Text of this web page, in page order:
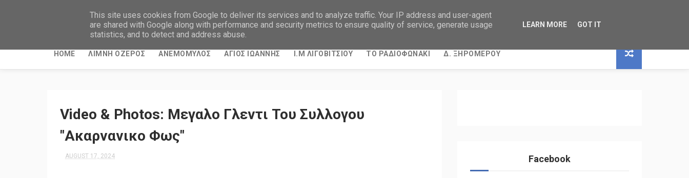
HOME ΛΙΜΝΗ ΟΖΕΡΟΣ ΑΝΕΜΟΜΥΛΟΣ ΑΓΙΟΣ ΙΩΑΝΝΗΣ Ι.Μ ΛΙΓΟΒΙΤΣΙΟΥ ΤΟ ΡΑΔΙΟΦΩΝΑΚΙ Δ. ΞΗΡΟΜΕΡΟΥ
Video & Photos: Μεγαλο Γλεντι Του Συλλογου
"Ακαρνανικο Φως"
AUGUST 17, 2024 Facebook
This site uses cookies from Google to deliver its services and to analyze traffic. Your IP address and user-agent
are shared with Google along with performance and security metrics to ensure quality of service, generate usage
statistics, and to detect and address abuse.
LEARN MORE GOT IT